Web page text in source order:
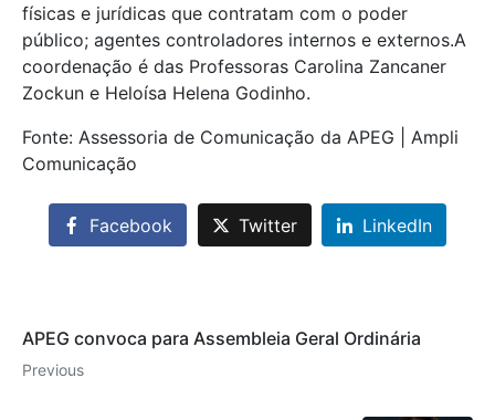
físicas e jurídicas que contratam com o poder
público; agentes controladores internos e externos.A
coordenação é das Professoras Carolina Zancaner
Zockun e Heloísa Helena Godinho.
Fonte: Assessoria de Comunicação da APEG | Ampli
Comunicação
Facebook Twitter LinkedIn
APEG convoca para Assembleia Geral Ordinária
Previous